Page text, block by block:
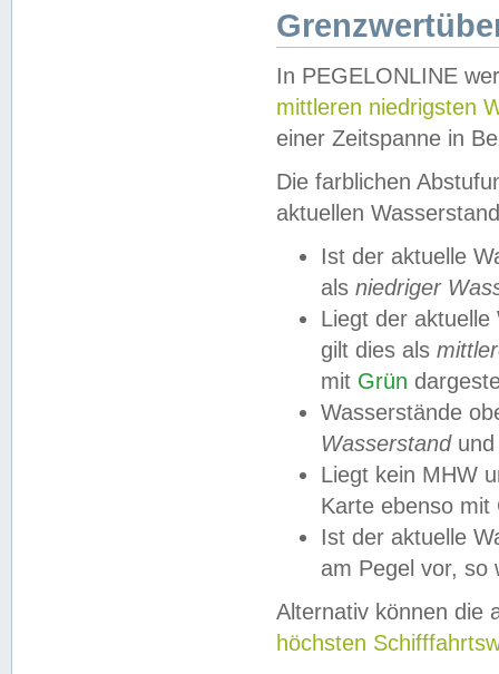
In PEGELONLINE
mittleren niedrigsten
einer Zeitspanne in
Die farblichen
aktuellen
Ist der aktuelle
als niedriger
Liegt der
gilt dies als
mit Grün
Wasserstände
Wasserstandund
Liegt kein MHW
Karte ebenso mit
Ist der aktuelle
am Pegel vor,
Alternativ können die
höchsten